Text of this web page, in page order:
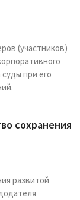
(участников)
при его
сохранения
развитой